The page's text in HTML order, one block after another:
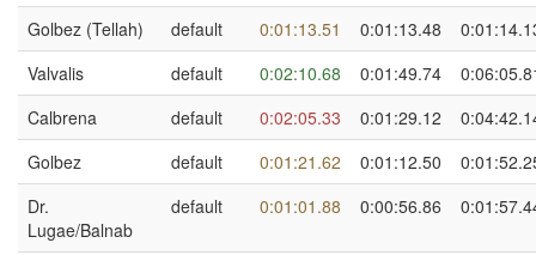
Golbez (Tellah)
default 0:01:13.51 0:01:13.48
Valvalis
default 0:02:10.68 0:01:49.74
Calbrena
default 0:02:05.33 0:01:29.12
Golbez
default 0:01:21.62 0:01:12.50
Dr.
Lugae/Balnab
default 0:01:01.88 0:00:56.86